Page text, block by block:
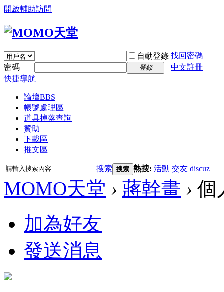
開啟輔助訪問
自動登錄 找回密碼
密碼
登錄
中文註冊
快捷導航
論壇BBS
帳號處理區
道具掉落查詢
贊助
下載區
推文區
搜索 搜索 熱搜: 活動 交友 discuz
MOMO天堂 › 蔣幹畫 › 個
加為好友
發送消息